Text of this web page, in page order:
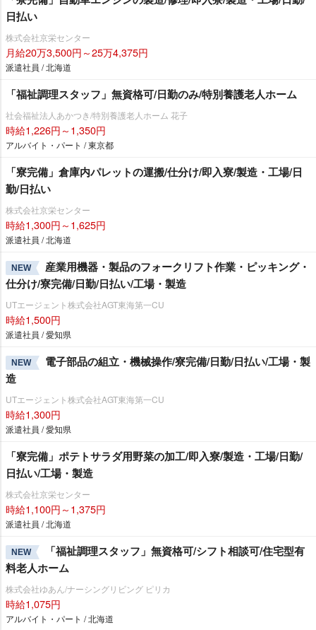
日払い
株式会社京栄センター
月給20万3,500円～25万4,375円
派遣社員 / 北海道
「福祉調理スタッフ」無資格可/日勤のみ/特別養護老人ホーム
社会福祉法人あかつき/特別養護老人ホーム 花子
時給1,226円～1,350円
アルバイト・パート / 東京都
「寮完備」倉庫内パレットの運搬/仕分け/即入寮/製造・工場/日
勤/日払い
株式会社京栄センター
時給1,300円～1,625円
派遣社員 / 北海道
NEW
産業用機器・製品のフォークリフト作業・ピッキング・
仕分け/寮完備/日勤/日払い/工場・製造
UTエージェント株式会社AGT東海第一CU
時給1,500円
派遣社員 / 愛知県
NEW
電子部品の組立・機械操作/寮完備/日勤/日払い/工場・製
造
UTエージェント株式会社AGT東海第一CU
時給1,300円
派遣社員 / 愛知県
「寮完備」ポテトサラダ用野菜の加工/即入寮/製造・工場/日勤/
日払い/工場・製造
株式会社京栄センター
時給1,100円～1,375円
派遣社員 / 北海道
NEW
「福祉調理スタッフ」無資格可/シフト相談可/住宅型有
料老人ホーム
株式会社ゆあん/ナーシングリビング ピリカ
時給1,075円
アルバイト・パート / 北海道